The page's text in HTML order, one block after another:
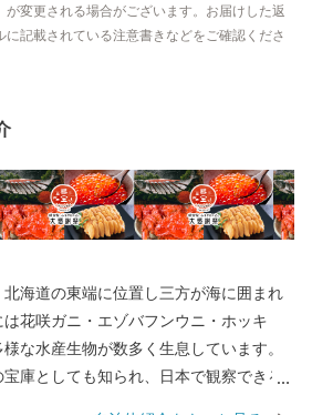
が変更される場合がございます。お届けした返
記載されている注意書きなどをご確認くださ
海道の東端に位置し三方が海に囲まれ
花咲ガニ・エゾバフンウニ・ホッキ
な水産生物が数多く生息しています。
庫としても知られ、日本で観察できる